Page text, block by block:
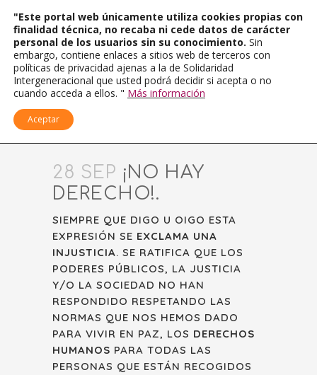
28 SEP ¡NO HAY
DERECHO!.
SIEMPRE QUE DIGO U OIGO ESTA
EXPRESIÓN SE EXCLAMA UNA
INJUSTICIA. SE RATIFICA QUE LOS
PODERES PÚBLICOS, LA JUSTICIA
Y/O LA SOCIEDAD NO HAN
RESPONDIDO RESPETANDO LAS
NORMAS QUE NOS HEMOS DADO
PARA VIVIR EN PAZ, LOS DERECHOS
HUMANOS PARA TODAS LAS
PERSONAS QUE ESTÁN RECOGIDOS
"Este portal web únicamente utiliza cookies propias con
finalidad técnica, no recaba ni cede datos de carácter
personal de los usuarios sin su conocimiento. Sin
embargo, contiene enlaces a sitios web de terceros con
políticas de privacidad ajenas a la de Solidaridad
Intergeneracional que usted podrá decidir si acepta o no
cuando acceda a ellos. " Más información
Aceptar